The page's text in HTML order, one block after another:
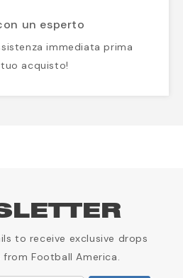
un esperto
immediata prima
acquisto!
to receive exclusive drops
Football America.